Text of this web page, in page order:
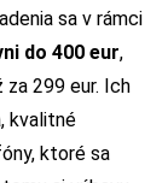
sa v rámci
do 400 eur,
299 eur. Ich
kvalitné
ktoré sa